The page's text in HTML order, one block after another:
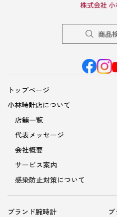
商品
トップページ
小林時計店について
店舗一覧
代表メッセージ
会社概要
サービス案内
感染防止対策について
ブランド腕時計